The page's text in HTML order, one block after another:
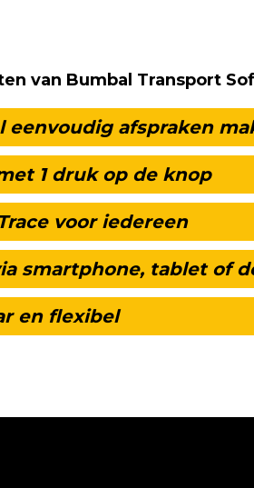
van Bumbal Transport
eenvoudig afspraken
1 druk op de knop
voor iedereen
smartphone, tablet of
en flexibel